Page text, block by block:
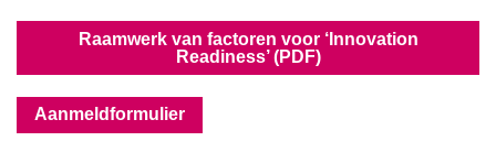
Raamwerk van factoren voor ‘Innovation
Readiness’ (PDF)
Aanmeldformulier